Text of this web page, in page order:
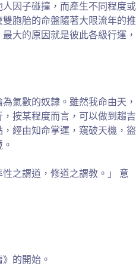
因子碰撞，而產生不同程度或
胞胎的命盤隨著大限流年的推
大的原因就是彼此各級行運，
氣數的奴隸。雖然我命由天，
按某程度而言，可以做到趨吉
經由知命掌運，窺破天機，盜
之謂道，修道之謂教。」 意
的開始。